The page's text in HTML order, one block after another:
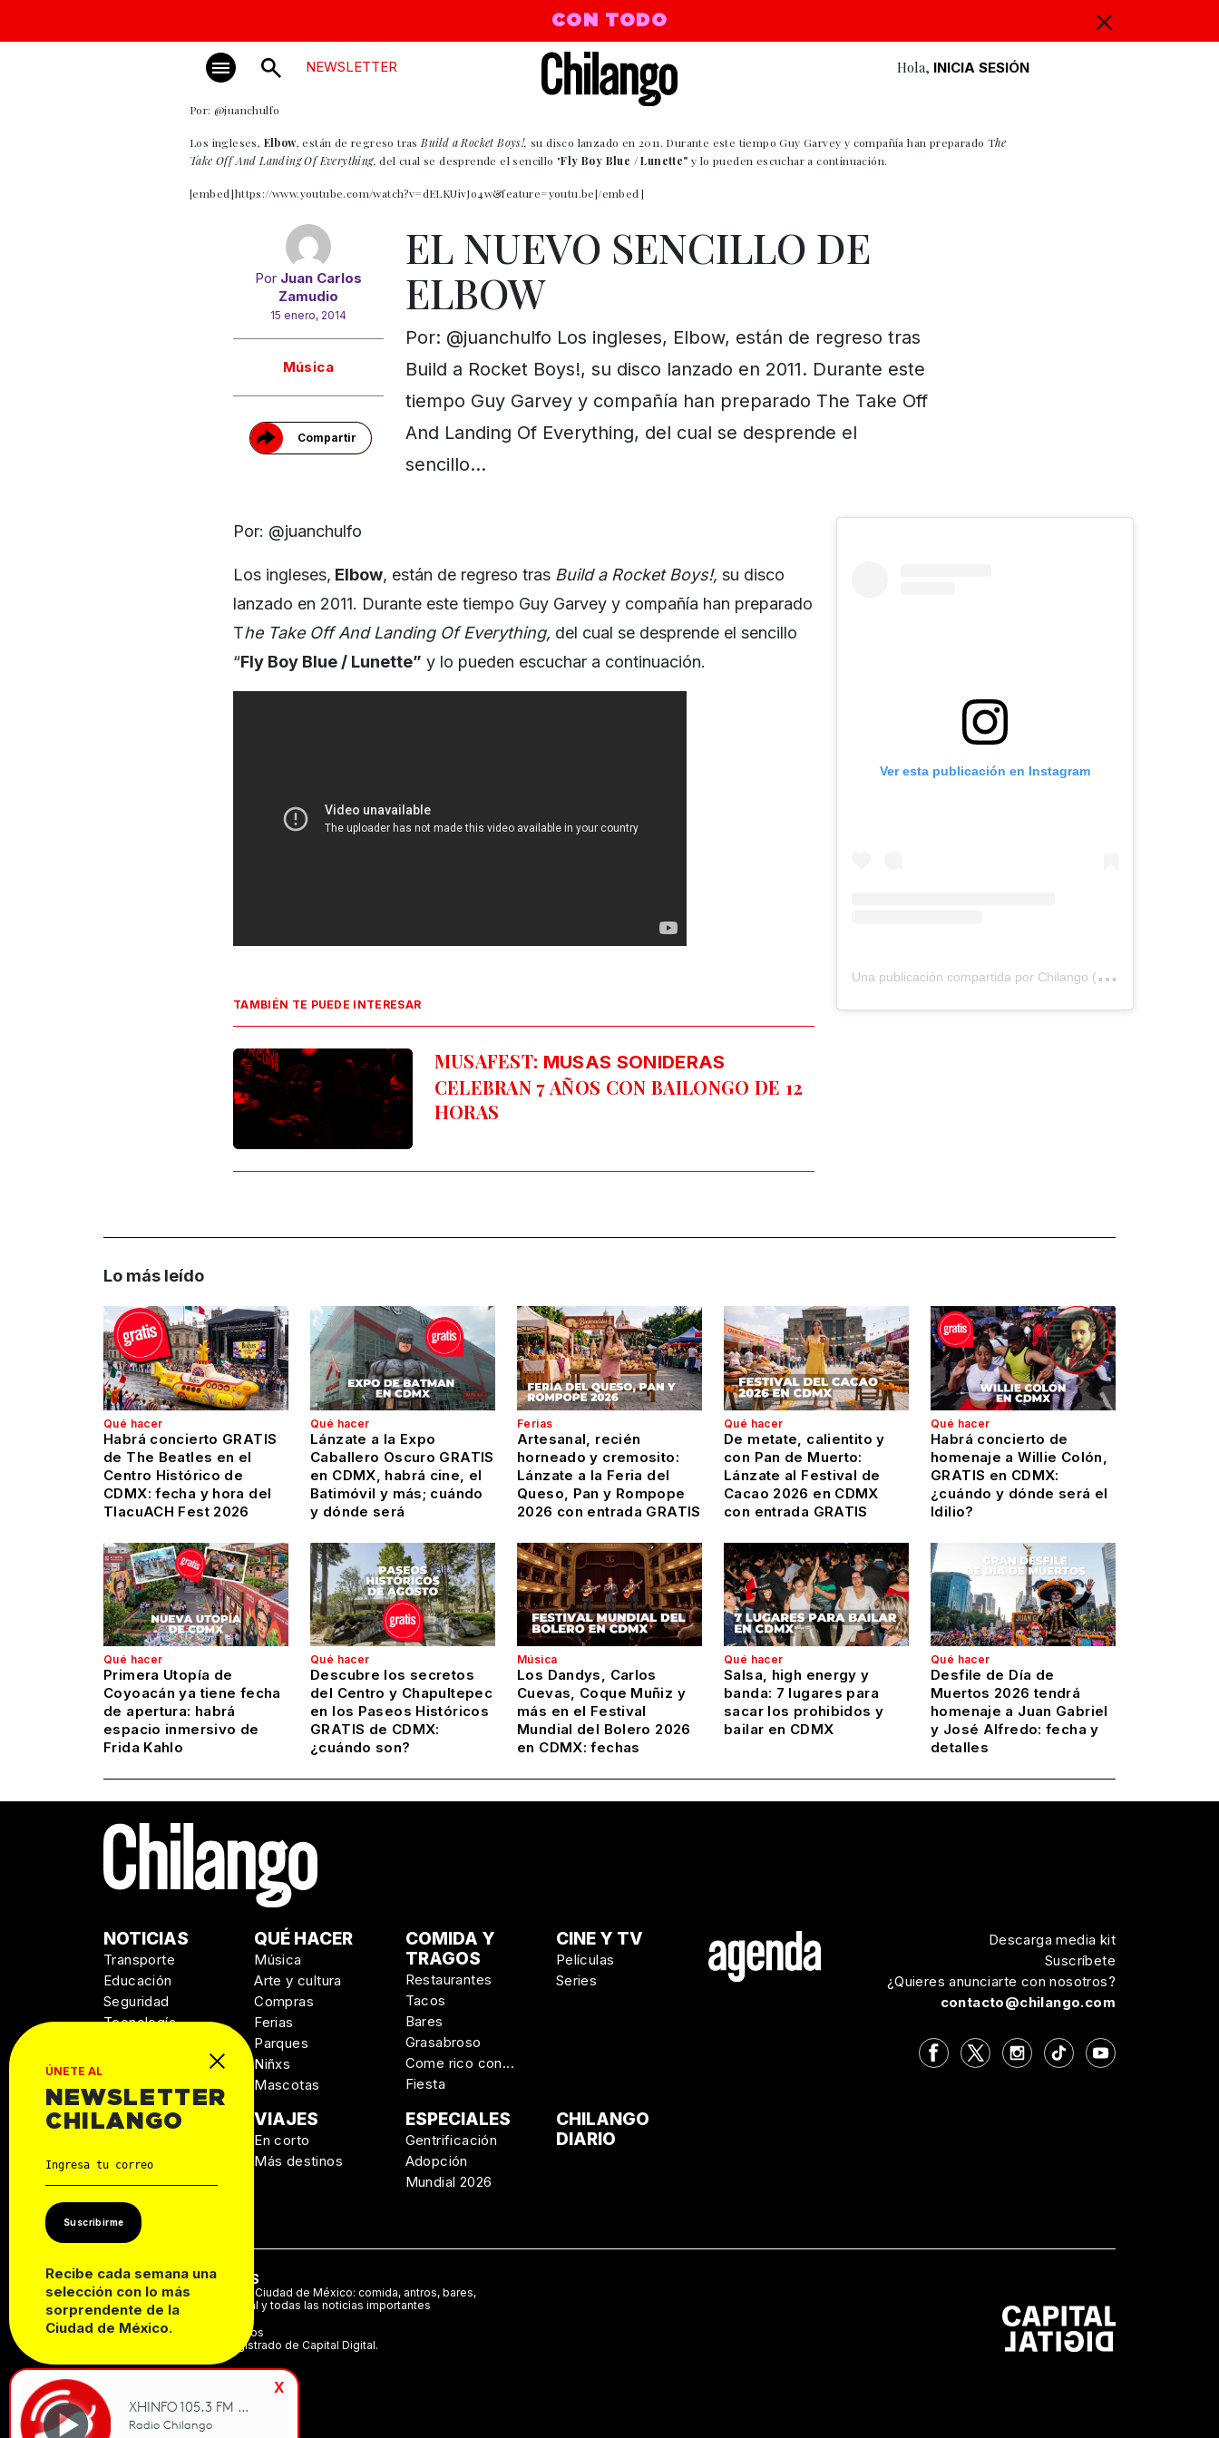
CON TODO
NEWSLETTER Hola, INICIA SESIÓN
Por: @juanchulfo
Los ingleses, Elbow, están de regreso tras Build a Rocket Boys!,su disco lanzado en 2011. Durante este tiempo Guy Garvey y compañía han preparado The
Take Off And Landing Of Everything,del cual se desprende el sencillo "Fly Boy Blue / Lunette" y lo pueden escuchar a continuación.
[embed]https://www.youtube.com/watch?v=dELKUivJo4w&feature=youtu.be[/embed]
Por Juan Carlos
Zamudio
15 enero, 2014
Música
Compartir
EL NUEVO SENCILLO DE
ELBOW
Por: @juanchulfo Los ingleses, Elbow, están de regreso tras
Build a Rocket Boys!, su disco lanzado en 2011. Durante este
tiempo Guy Garvey y compañía han preparado The Take Off
And Landing Of Everything, del cual se desprende el
sencillo…
Por: @juanchulfo
Los ingleses, Elbow, están de regreso tras Build a Rocket Boys!, su disco
lanzado en 2011. Durante este tiempo Guy Garvey y compañía han preparado
The Take Off And Landing Of Everything, del cual se desprende el sencillo
“Fly Boy Blue / Lunette” y lo pueden escuchar a continuación.
TAMBIÉN TE PUEDE INTERESAR
MUSAFEST: MUSAS SONIDERAS
CELEBRAN 7 AÑOS CON BAILONGO DE 12
HORAS
Ver esta publicación en Instagram
U
na publicación compartida por Chilango (@chilangocom)
ÚNETE AL
NEWSLETTER
CHILANGO
Suscribirme
Recibe cada semana una
selección con lo más
sorprendente de la
Ciudad de México.
Lo más leído
Qué hacer
Habrá concierto GRATIS
de The Beatles en el
Centro Histórico de
CDMX: fecha y hora del
TlacuACH Fest 2026
Qué hacer
Lánzate a la Expo
Caballero Oscuro GRATIS
en CDMX, habrá cine, el
Batimóvil y más; cuándo
y dónde será
Ferias
Artesanal, recién
horneado y cremosito:
Lánzate a la Feria del
Queso, Pan y Rompope
2026 con entrada GRATIS
Qué hacer
De metate, calientito y
con Pan de Muerto:
Lánzate al Festival de
Cacao 2026 en CDMX
con entrada GRATIS
Qué hacer
Habrá concierto de
homenaje a Willie Colón,
GRATIS en CDMX:
¿cuándo y dónde será el
Idilio?
Qué hacer
Primera Utopía de
Coyoacán ya tiene fecha
de apertura: habrá
espacio inmersivo de
Frida Kahlo
Qué hacer
Descubre los secretos
del Centro y Chapultepec
en los Paseos Históricos
GRATIS de CDMX:
¿cuándo son?
Música
Los Dandys, Carlos
Cuevas, Coque Muñiz y
más en el Festival
Mundial del Bolero 2026
en CDMX: fechas
Qué hacer
Salsa, high energy y
banda: 7 lugares para
sacar los prohibidos y
bailar en CDMX
Qué hacer
Desfile de Día de
Muertos 2026 tendrá
homenaje a Juan Gabriel
y José Alfredo: fecha y
detalles
NOTICIAS
Transporte
Educación
Seguridad
Tecnología
QUÉ HACER
Música
Arte y cultura
Compras
Ferias
Parques
Niñxs
Mascotas
COMIDA Y
TRAGOS
Restaurantes
Tacos
Bares
Grasabroso
Come rico con...
Fiesta
CINE Y TV
Películas
Series
MANUAL DE
Personal
Autos
Casa
VIAJES
En corto
Más destinos
ESPECIALES
Gentrificación
Adopción
Mundial 2026
CHILANGO
DIARIO
Descarga media kit
Suscríbete
¿Quieres anunciarte con nosotros?
contacto@chilango.com
ACERCA DE NOSOTROS
Te decimos qué hacer en la Ciudad de México: comida, antros, bares,
música, cine, cartelera teatral y todas las noticias importantes
©2024 Derechos Reservados
Chilango es una marca registrado de Capital Digital.
x